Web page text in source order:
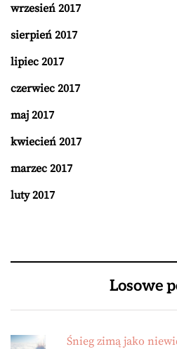
wrzesień 2017
sierpień 2017
lipiec 2017
czerwiec 2017
maj 2017
kwiecień 2017
marzec 2017
luty 2017
Losowe
Śnieg zimą jako